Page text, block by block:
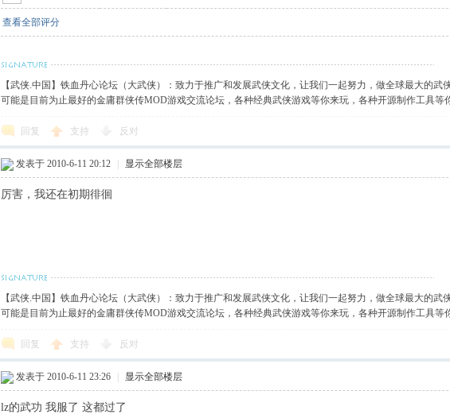
查看全部评分
【武侠.中国】铁血丹心论坛（大武侠）：致力于推广和发展武侠文化，让我们一起努力，做全球最大的武侠
可能是目前为止最好的金庸群侠传MOD游戏交流论坛，各种经典武侠游戏等你来玩，各种开源制作工具等
回复 支持 反对
发表于 2010-6-11 20:12 显示全部楼层
厉害，我还在初期徘徊
【武侠.中国】铁血丹心论坛（大武侠）：致力于推广和发展武侠文化，让我们一起努力，做全球最大的武侠
可能是目前为止最好的金庸群侠传MOD游戏交流论坛，各种经典武侠游戏等你来玩，各种开源制作工具等
回复 支持 反对
发表于 2010-6-11 23:26 显示全部楼层
lz的武功 我服了 这都过了